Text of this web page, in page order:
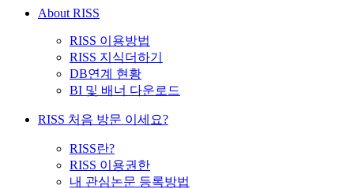
About RISS
RISS 이용방법
RISS 지식더하기
DB연계 현황
BI 및 배너 다운로드
RISS 처음 방문 이세요?
RISS란?
RISS 이용권한
내 관심논문 등록방법